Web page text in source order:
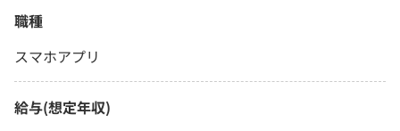
職種
スマホアプリ
給与(想定年収)